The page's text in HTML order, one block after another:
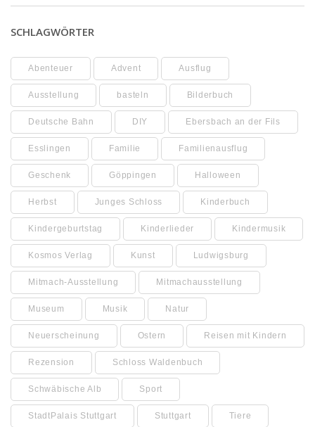
SCHLAGWÖRTER
Abenteuer Advent Ausflug
Ausstellung basteln Bilderbuch
Deutsche Bahn DIY Ebersbach an der Fils
Esslingen Familie Familienausflug
Geschenk Göppingen Halloween
Herbst Junges Schloss Kinderbuch
Kindergeburtstag Kinderlieder Kindermusik
Kosmos Verlag Kunst Ludwigsburg
Mitmach-Ausstellung Mitmachausstellung
Museum Musik Natur
Neuerscheinung Ostern Reisen mit Kindern
Rezension Schloss Waldenbuch
Schwäbische Alb Sport
StadtPalais Stuttgart Stuttgart Tiere